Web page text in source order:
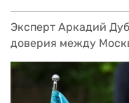
Эксперт Аркадий
доверия между